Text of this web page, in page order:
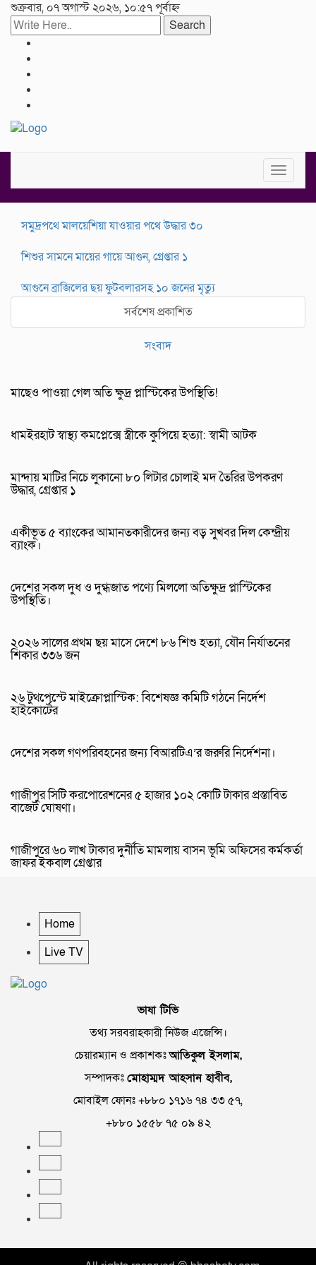
শুক্রবার, ০৭ অগাস্ট ২০২৬, ১০:৫৭ পূর্বাহ্ন
Search
Toggle
সমুদ্রপথে মালয়েশিয়া যাওয়ার পথে উদ্ধার ৩০
শিশুর সামনে মায়ের গায়ে আগুন, গ্রেপ্তার ১
আগুনে ব্রাজিলের ছয় ফুটবলারসহ ১০ জনের মৃত্যু
সর্বশেষ প্রকাশিত
সংবাদ
মাছেও পাওয়া গেল অতি ক্ষুদ্র প্লাস্টিকের উপস্থিতি!
ধামইরহাট স্বাস্থ্য কমপ্লেক্সে স্ত্রীকে কুপিয়ে হত্যা: স্বামী আটক
মান্দায় মাটির নিচে লুকানো ৮০ লিটার চোলাই মদ তৈরির উপকরণ
উদ্ধার, গ্রেপ্তার ১
একীভূত ৫ ব্যাংকের আমানতকারীদের জন্য বড় সুখবর দিল কেন্দ্রীয়
ব্যাংক।
দেশের সকল দুধ ও দুগ্ধজাত পণ্যে মিললো অতিক্ষুদ্র প্লাস্টিকের
উপস্থিতি।
২০২৬ সালের প্রথম ছয় মাসে দেশে ৮৬ শিশু হত্যা, যৌন নির্যাতনের
শিকার ৩৩৬ জন
২৬ টুথপেস্টে মাইক্রোপ্লাস্টিক: বিশেষজ্ঞ কমিটি গঠনে নির্দেশ
হাইকোর্টের
দেশের সকল গণপরিবহনের জন্য বিআরটিএ’র জরুরি নির্দেশনা।
গাজীপুর সিটি করপোরেশনের ৫ হাজার ১০২ কোটি টাকার প্রস্তাবিত
বাজেট ঘোষণা‌।
গাজীপুরে ৬০ লাখ টাকার দুর্নীতি মামলায় বাসন ভূমি অফিসের কর্মকর্তা
জাফর ইকবাল গ্রেপ্তার
Home
Live TV
ভাষা টিভি
তথ্য সরবরাহকারী নিউজ এজেন্সি।
চেয়ারম্যান ও প্রকাশকঃআতিকুল ইসলাম,
সম্পাদকঃমোহাম্মদ আহসান হাবীব,
মোবাইল ফোনঃ +৮৮০ ১৭১৬ ৭৪ ৩৩ ৫৭,
+৮৮০ ১৫৫৮ ৭৫ ০৯ ৪২